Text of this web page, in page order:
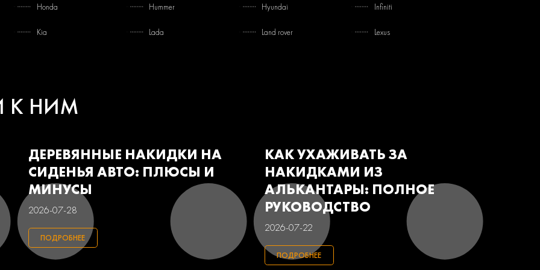
Honda Hummer Hyundai Infiniti
Kia Lada Land rover Lexus
Smart
К НИМ
ДЕРЕВЯННЫЕ НАКИДКИ НА
СИДЕНЬЯ АВТО: ПЛЮСЫ И
МИНУСЫ
2026-07-28
ПОДРОБНЕЕ
КАК УХАЖИВАТЬ ЗА
НАКИДКАМИ ИЗ
АЛЬКАНТАРЫ: ПОЛНОЕ
РУКОВОДСТВО
2026-07-22
ПОДРОБНЕЕ